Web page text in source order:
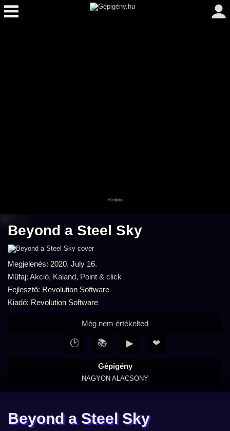
Beyond a Steel Sky
Megjelenés: 2020. July 16.
Műfaj: Akció, Kaland, Point & click
Fejlesztő: Revolution Software
Kiadó: Revolution Software
Gépigény
NAGYON ALACSONY
Még nem értékelted
🕑 📚 ▶ ❤
Beyond a Steel Sky